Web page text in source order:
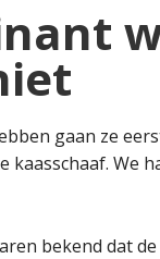
gaan ze
kaasschaaf. We
bekend dat